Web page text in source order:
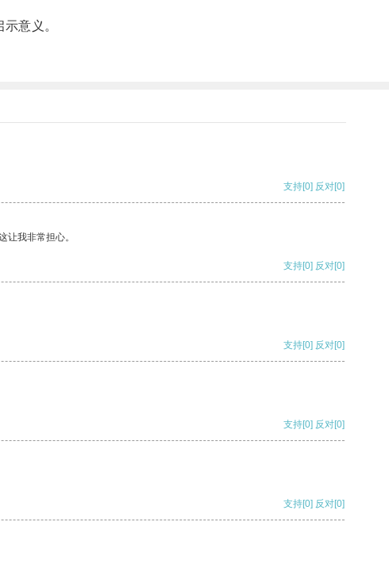
意义。
支持[0] 反对[0]
我非常担心。
支持[0] 反对[0]
支持[0] 反对[0]
支持[0] 反对[0]
支持[0] 反对[0]